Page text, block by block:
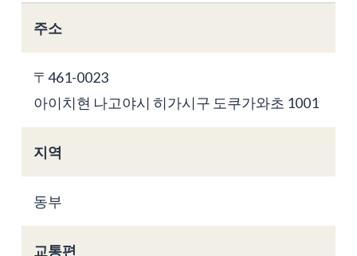
주소
〒461-0023
아이치현 나고야시 히가시구 도쿠가와초 1001
지역
동부
교통편